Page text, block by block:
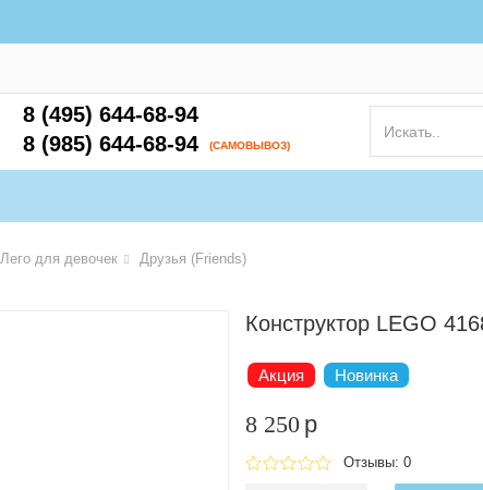
8 (495) 644-68-94
8 (985) 644-68-94
(САМОВЫВОЗ)
Лего для девочек Друзья (Friends)
Конструктор LEGO
Акция Новинка
8 250 p
Отзывы: 0